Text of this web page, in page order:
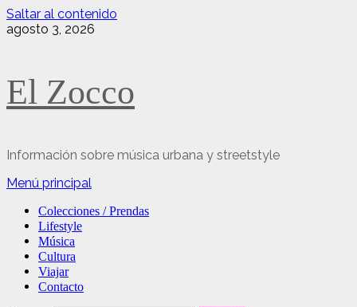
Saltar al contenido
agosto 3, 2026
El Zocco
Información sobre música urbana y streetstyle
Menú principal
Colecciones / Prendas
Lifestyle
Música
Cultura
Viajar
Contacto